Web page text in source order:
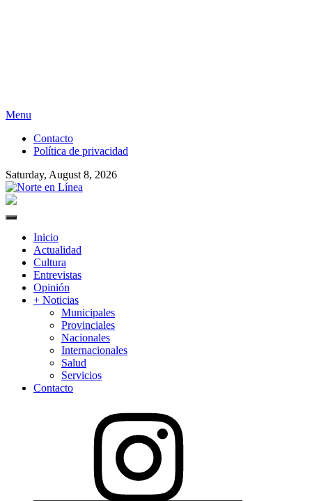
Skip
content
Menu
Contacto
Política de privacidad
Saturday, August 8, 2026
Primary
Inicio
Actualidad
Cultura
Entrevistas
Opinión
+ Noticias
Municipales
Provinciales
Nacionales
Internacionales
Salud
Servicios
Contacto